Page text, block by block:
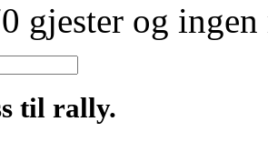
gjester og ingen
til rally.